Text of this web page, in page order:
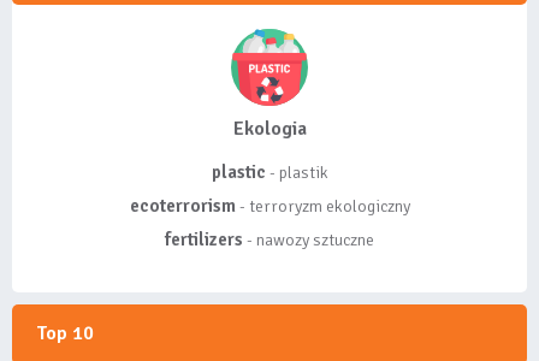
Ekologia
plastic - plastik
ecoterrorism- terroryzm ekologiczny
fertilizers - nawozy sztuczne
Top 10